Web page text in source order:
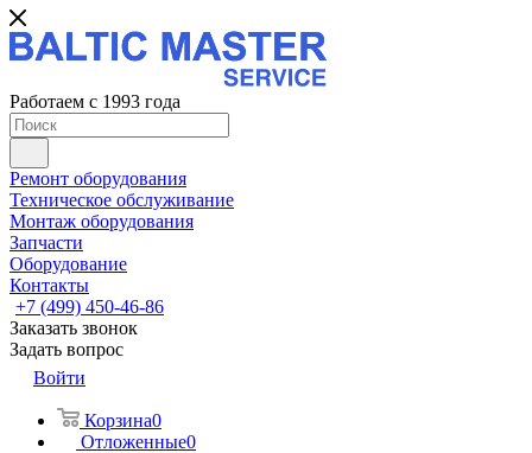
Работаем с 1993 года
Ремонт оборудования
Техническое обслуживание
Монтаж оборудования
Запчасти
Оборудование
Контакты
+7 (499) 450-46-86
Заказать звонок
Задать вопрос
Войти
Корзина0
Отложенные0